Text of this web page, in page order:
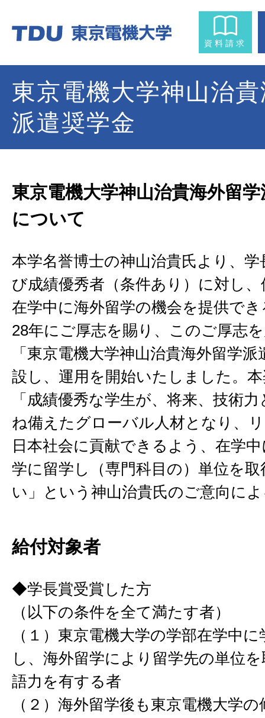
資料請求
東京電機大学神山治
派遣奨学金
東京電機大学神山治貴海外留
について
本学名誉博士の神山治貴氏より、学
び成績優秀者（条件あり）に対し
在学中に海外留学の機会を提供で
28年にご厚志を賜り、このご厚志
「東京電機大学神山治貴海外留学
設し、運用を開始いたしました。
「成績優秀な学生が、将来、技術
ね備えたグローバル人材となり、
日本社会に貢献できるよう、在学
学に留学し（専門科目の）単位を
い」という神山治貴氏のご意向に
給付対象者
◆学長賞受賞した方
（以下の条件を全て満たす者）
（１）東京電機大学の学部在学中
し、海外留学により留学先の単位
語力を有する者
（２）海外留学後も東京電機大学